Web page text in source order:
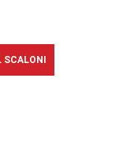
SCALONI